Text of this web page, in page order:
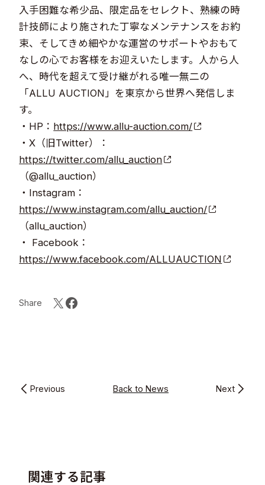
入手困難な希少品、限定品をセレクト、熟練の時
計技師により施された丁寧なメンテナンスをお約
束、そしてきめ細やかな運営のサポートやおもて
なしの心でお客様をお迎えいたします。人から人
へ、時代を超えて受け継がれる唯一無二の
「ALLU AUCTION」を東京から世界へ発信しま
す。
・HP： https://www.allu-auction.com/
・X（旧Twitter）：
https://twitter.com/allu_auction
（@allu_auction）
・Instagram：
https://www.instagram.com/allu_auction/
（allu_auction）
・ Facebook：
https://www.facebook.com/ALLUAUCTION
Share
Previous Back to News Next
関連する記事